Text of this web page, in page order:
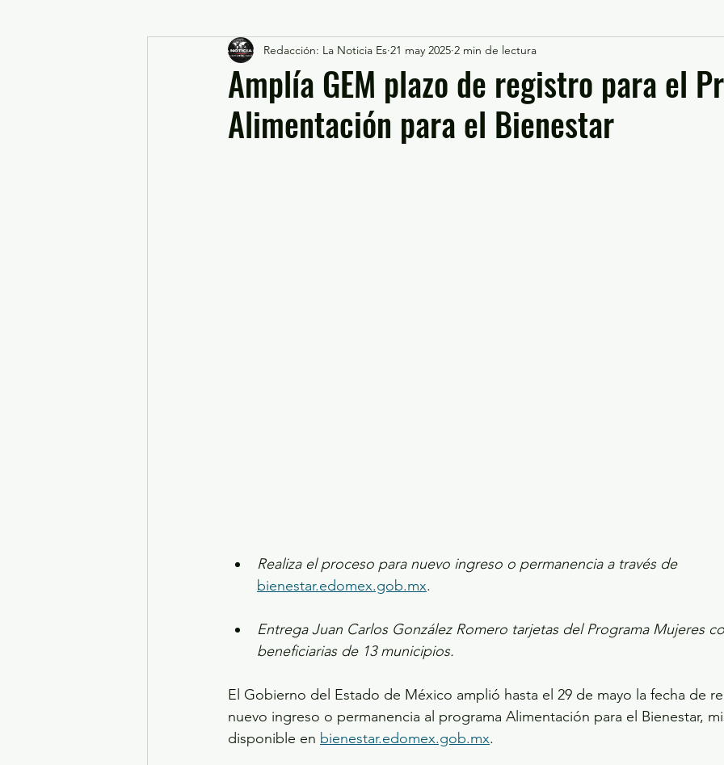
Nacional Estatal Gubernatura Edoméx 2023
Educación y Cultura Seguridad y Justicia Denuncia Ciudadana
Amplía GEM plazo de registro para el
Alimentación para el Bienestar
Redacción: La Noticia Es 21 may 2025 2 min de lectura
Realiza el proceso para nuevo ingreso o permanencia a través de
bienestar.edomex.gob.mx.
Entrega Juan Carlos González Romero tarjetas del Programa Mujeres
beneficiarias de 13 municipios.
El Gobierno del Estado de México amplió hasta el 29 de mayo la fecha de
nuevo ingreso o permanencia al programa Alimentación para el Bienestar,
disponible en bienestar.edomex.gob.mx.